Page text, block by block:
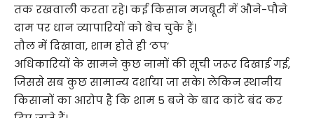
तक रखवाली करता रहे। कई किसान मजबूरी में औने-पौने
दाम पर धान व्यापारियों को बेच चुके हैं।
तौल में दिखावा, शाम होते ही ‘ठप’
अधिकारियों के सामने कुछ नामों की सूची जरूर दिखाई गई,
जिससे सब कुछ सामान्य दर्शाया जा सके। लेकिन स्थानीय
किसानों का आरोप है कि शाम 5 बजे के बाद कांटे बंद कर